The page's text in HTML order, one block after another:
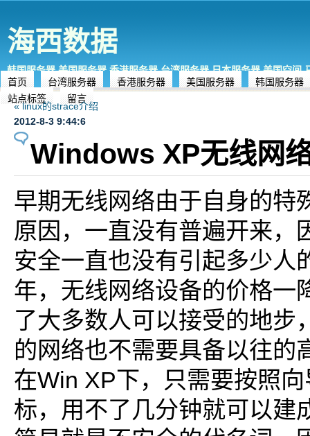
海西数据
韩国服务器,美国服务器,香港服务器,台湾服务器,日本服务器,美国空间
首页
台湾服务器 香港服务器 美国服务器
韩国服务器
站点标签
留言
« linux的strace介绍
2012-8-3 9:44:6
Windows XP无线网
早期无线网络由于自身的特
原因，一直没有普遍开来，
安全一直也没有引起多少人
年，无线网络设备的价格一
了大多数人可以接受的地步
的网络也不需要具备以往的
在Win XP下，只需要按照
标，用不了几分钟就可以建